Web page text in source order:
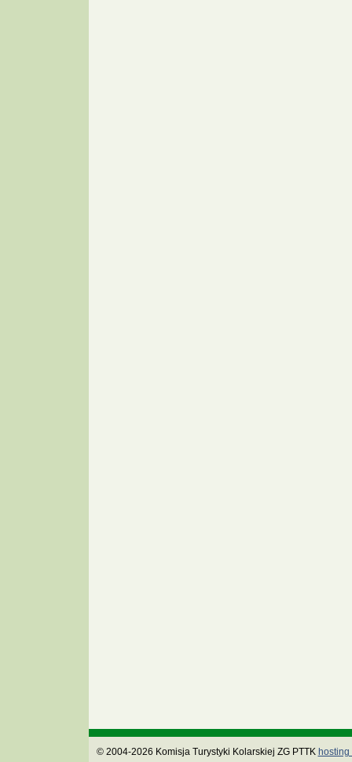
© 2004-2026 Komisja Turystyki Kolarskiej ZG PTTK hosting